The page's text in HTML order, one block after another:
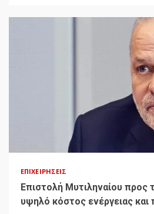
ΕΠΙΧΕΙΡΉΣΕΙΣ
Επιστολή Μυτιληναίου προς
υψηλό κόστος ενέργειας